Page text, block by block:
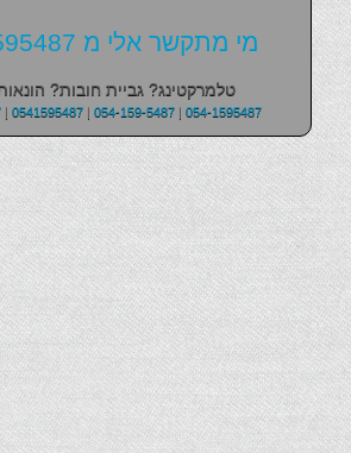
מי מתקשר אלי מ 054-1595487?
טלמרקטינג? גביית חובות?
| 0541595487| 054-159-5487| 054-1595487